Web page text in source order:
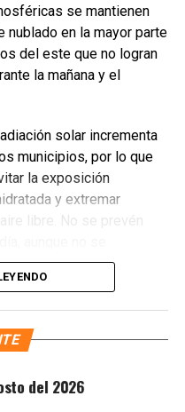
Noticias
al instante
WhatsApp de
las noticias más
Roo directamente
se mantienen
en la mayor parte
del este que no logran
la mañana y el
solar incrementa
municipios, por lo que
la exposición
y extremar
libre. No se prevén
la tarde en la zona sur.
Sensación térmica 39°C
térmica 38°C
del 2026